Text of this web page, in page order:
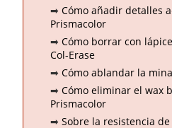
Cómo añadir detalles
Prismacolor
Cómo borrar con
Col-Erase
Cómo ablandar la
Cómo eliminar el wax
Prismacolor
Sobre la resistencia